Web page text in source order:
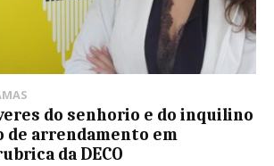
do senhorio e do inquilino
de arrendamento em
da DECO